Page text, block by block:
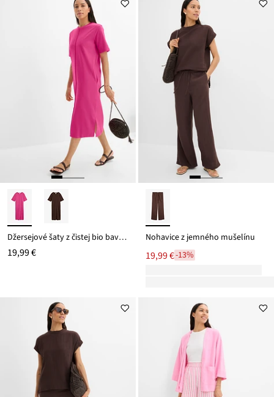
Džersejové šaty z čistej bio bavlny
19,99 €
Nohavice z jemného mušelínu
19,99 €-13%